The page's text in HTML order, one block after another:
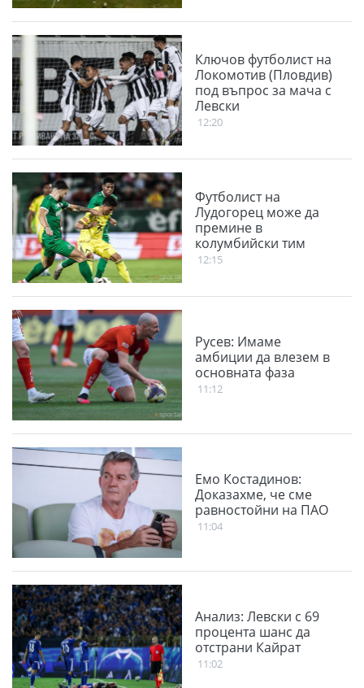
Ключов футболист на
Локомотив (Пловдив)
под въпрос за мача с
Левски
12:20
Футболист на
Лудогорец може да
премине в
колумбийски тим
12:15
Русев: Имаме
амбиции да влезем в
основната фаза
11:12
Емо Костадинов:
Доказахме, че сме
равностойни на ПАО
11:04
Анализ: Левски с 69
процента шанс да
отстрани Кайрат
11:02